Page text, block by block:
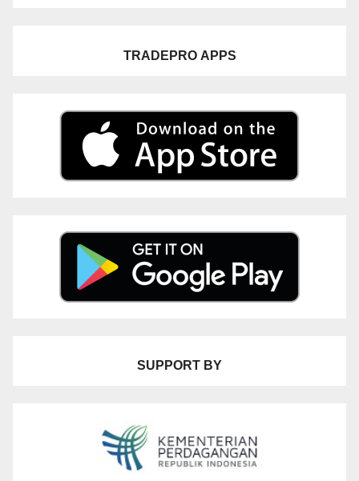
TRADEPRO APPS
SUPPORT BY